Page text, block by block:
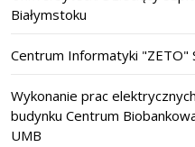
Białymstoku
Centrum Informatyki "ZETO"
Wykonanie prac
budynku Centrum
UMB